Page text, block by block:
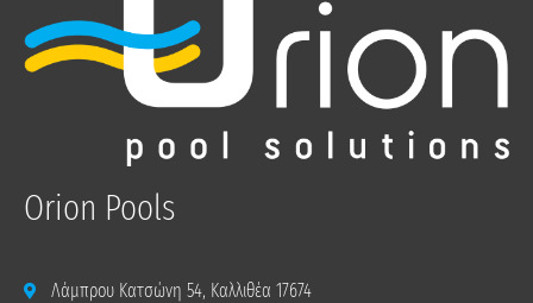
Orion Pools
Λάμπρου Κατσώνη 54, Καλλιθέα 17674